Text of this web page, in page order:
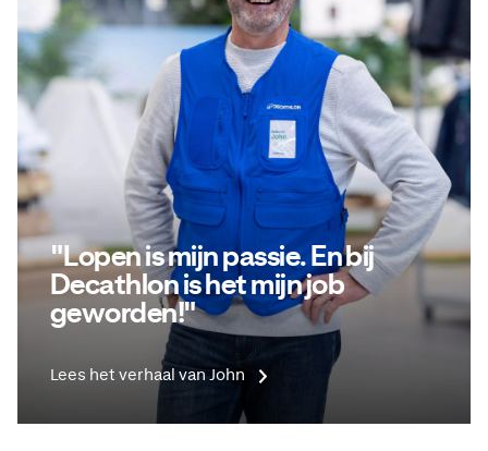
"Lopen is mijn passie. En bij
Decathlon is het mijn job
geworden!"
Lees het verhaal van John